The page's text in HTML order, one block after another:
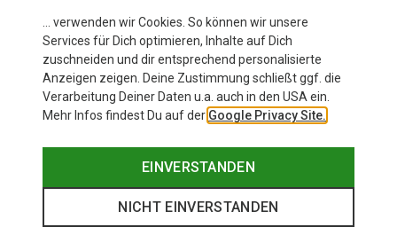
… verwenden wir Cookies. So können wir unsere
Services für Dich optimieren, Inhalte auf Dich
zuschneiden und dir entsprechend personalisierte
Anzeigen zeigen. Deine Zustimmung schließt ggf. die
Verarbeitung Deiner Daten u.a. auch in den USA ein.
Mehr Infos findest Du auf der Google Privacy Site.
EINVERSTANDEN
NICHT EINVERSTANDEN